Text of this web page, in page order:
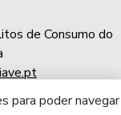
de Consumo do
reservados
para poder navegar